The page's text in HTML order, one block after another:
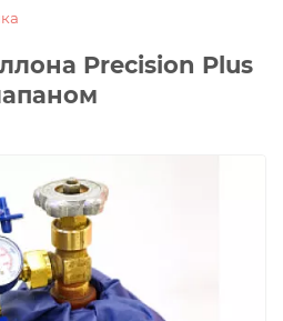
Precision Plus